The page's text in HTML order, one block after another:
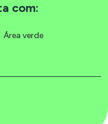
com:
Área verde